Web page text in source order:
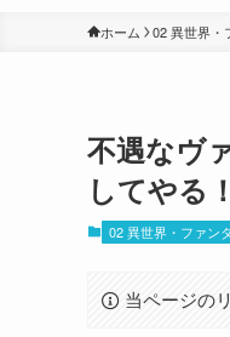
ホーム 02 異世界・
不遇なヴ
してやる！
02 異世界・ファン
当ページの